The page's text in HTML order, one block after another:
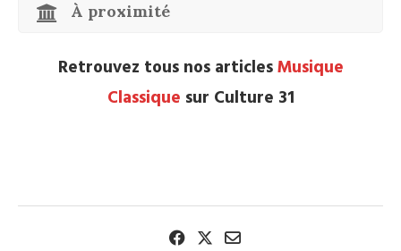
À proximité
Retrouvez tous nos articlesMusique
Classique sur Culture 31